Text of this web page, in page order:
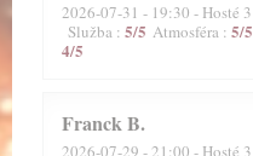
2026-07-31 - 19:30 - Hosté 3
Služba : 5/5 Atmosféra : 5/5
4/5
FranckB
2026-07-29 - 21:00 - Hosté 3